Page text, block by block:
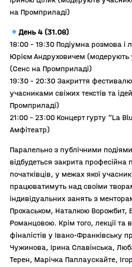
на Промприладі)
День 4 (31.08)
18:00 – 19:30 Подіумна розмова і
Юрієм Андруховичем
(Сенс на Промприладі)
19:30 – 20:30 Закриття
учасниками свіжих текстів та
Промприладі)
21:00 – 23:00 Концерт гурту “La
Амфітеатр)
Паралельно з публічними
відбудеться закрита професійна
початківців, у межах якої
працюватимуть над своїми
індивідуальних занять з
Прохаськом, Наталкою Ворожбит,
Романцовою. Крім того, лекції та
фіналістів у Івано-Франківську
Чужинова, Ірина Славінська,
Терен, Марічка Паплаускайте,